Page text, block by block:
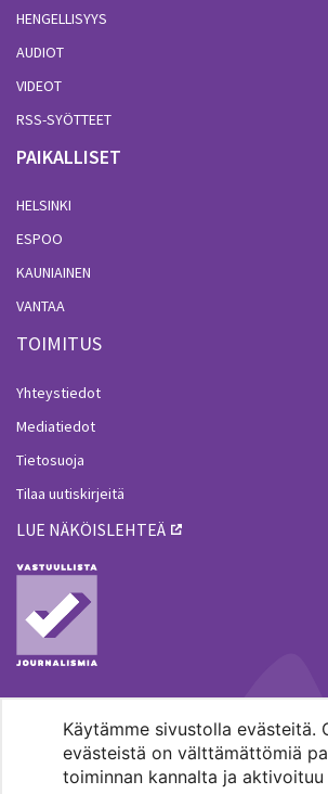
Käytämme sivustolla evästeitä.
evästeistä on välttämättömiä
toiminnan kannalta ja aktivoituu
HENGELLISYYS
AUDIOT
VIDEOT
RSS-SYÖTTEET
PAIKALLISET
HELSINKI
ESPOO
KAUNIAINEN
VANTAA
TOIMITUS
Yhteystiedot
Mediatiedot
Tietosuoja
Tilaa uutiskirjeitä
LUE NÄKÖISLEHTEÄ
MENOHAKU